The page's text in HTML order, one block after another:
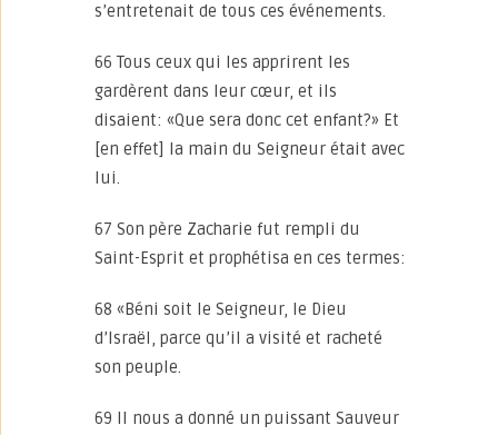
s’entretenait de tous ces événements.
66 Tous ceux qui les apprirent les
gardèrent dans leur cœur, et ils
disaient: «Que sera donc cet enfant?» Et
[en effet] la main du Seigneur était avec
lui.
67 Son père Zacharie fut rempli du
Saint-Esprit et prophétisa en ces termes:
68 «Béni soit le Seigneur, le Dieu
d’Israël, parce qu’il a visité et racheté
son peuple.
69 Il nous a donné un puissant Sauveur